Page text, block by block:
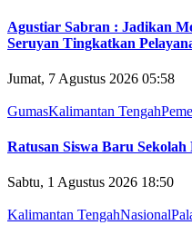
Agustiar Sabran : Jadikan
Seruyan Tingkatkan
Jumat, 7 Agustus 2026 05:58
GumasKalimantan Tengah
Ratusan Siswa Baru
Sabtu, 1 Agustus 2026 18:50
Kalimantan TengahNasional